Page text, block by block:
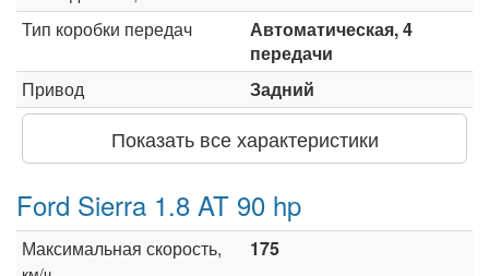
Тип коробки передач
Автоматическая, 4
передачи
Привод
Задний
Показать все характеристики
Ford Sierra 1.8 AT 90 hp
Максимальная скорость, 175